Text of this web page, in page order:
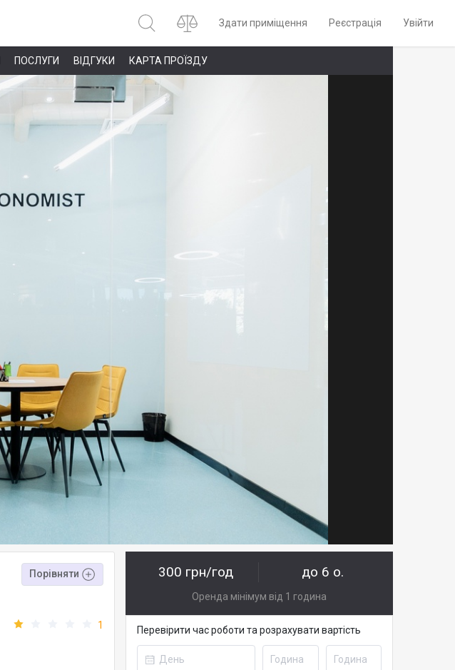
Здати приміщення Реєстрація Увійти
ПОСЛУГИ ВІДГУКИ КАРТА ПРОЇЗДУ
Порівняти
1
300 грн/год до 6 о.
Оренда мінімум від 1 година
Перевірити час роботи та розрахувати вартість